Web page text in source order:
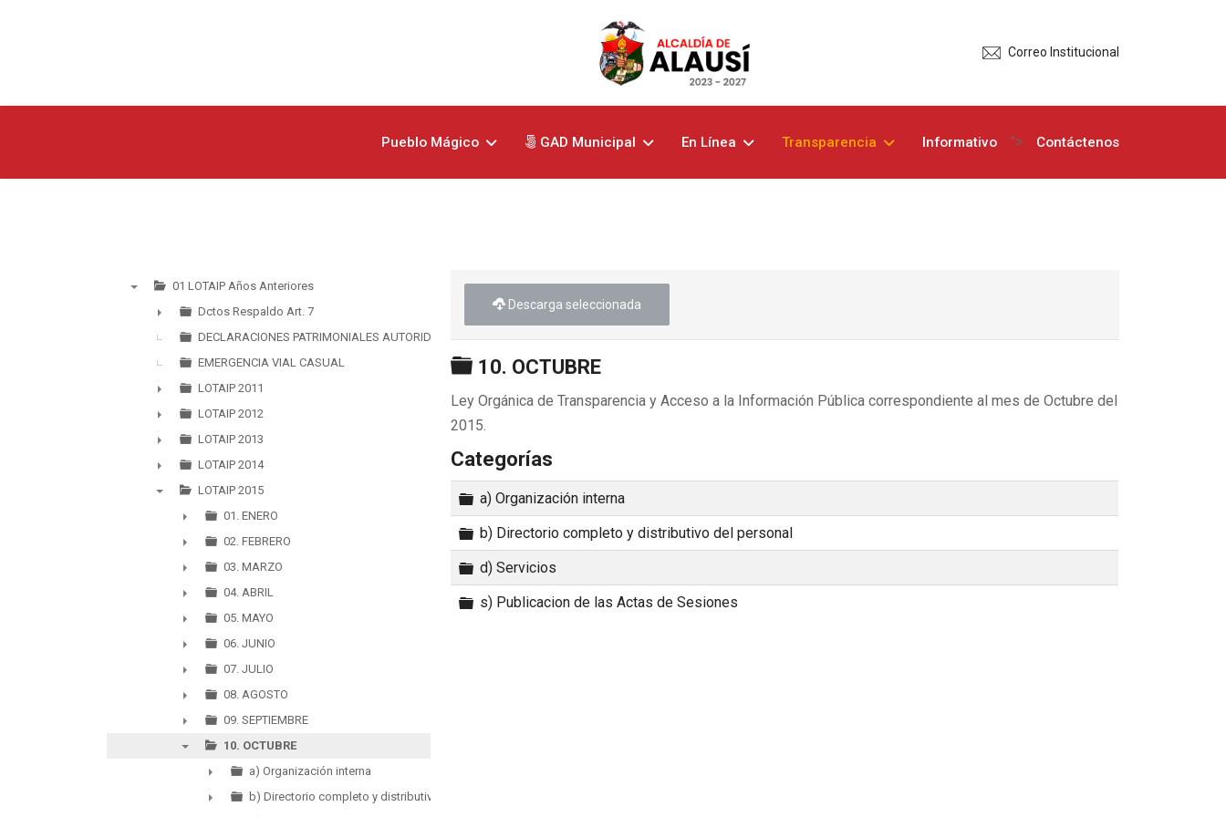
Correo Institucional
Pueblo Mágico GAD Municipal En Línea Transparencia Informativo "> Contáctenos
01 LOTAIP Años Anteriores
►
Dctos Respaldo Art. 7
DECLARACIONES PATRIMONIALES AUTORIDADES
EMERGENCIA VIAL CASUAL
►
LOTAIP 2011
►
LOTAIP 2012
►
LOTAIP 2013
►
LOTAIP 2014
LOTAIP 2015
►
01. ENERO
►
02. FEBRERO
►
03. MARZO
►
04. ABRIL
►
05. MAYO
►
06. JUNIO
►
07. JULIO
►
08. AGOSTO
►
09. SEPTIEMBRE
10. OCTUBRE
►
a) Organización interna
b) Directorio completo y distributivo del personal
Descarga seleccionada
Carpeta
10. OCTUBRE
Ley Orgánica de Transparencia y Acceso a la Información Pública correspondiente al mes de Octubre del
2015.
Categorías
Carpeta
a) Organización interna
Carpeta
b) Directorio completo y distributivo del personal
Carpeta
d) Servicios
Carpeta
s) Publicacion de las Actas de Sesiones